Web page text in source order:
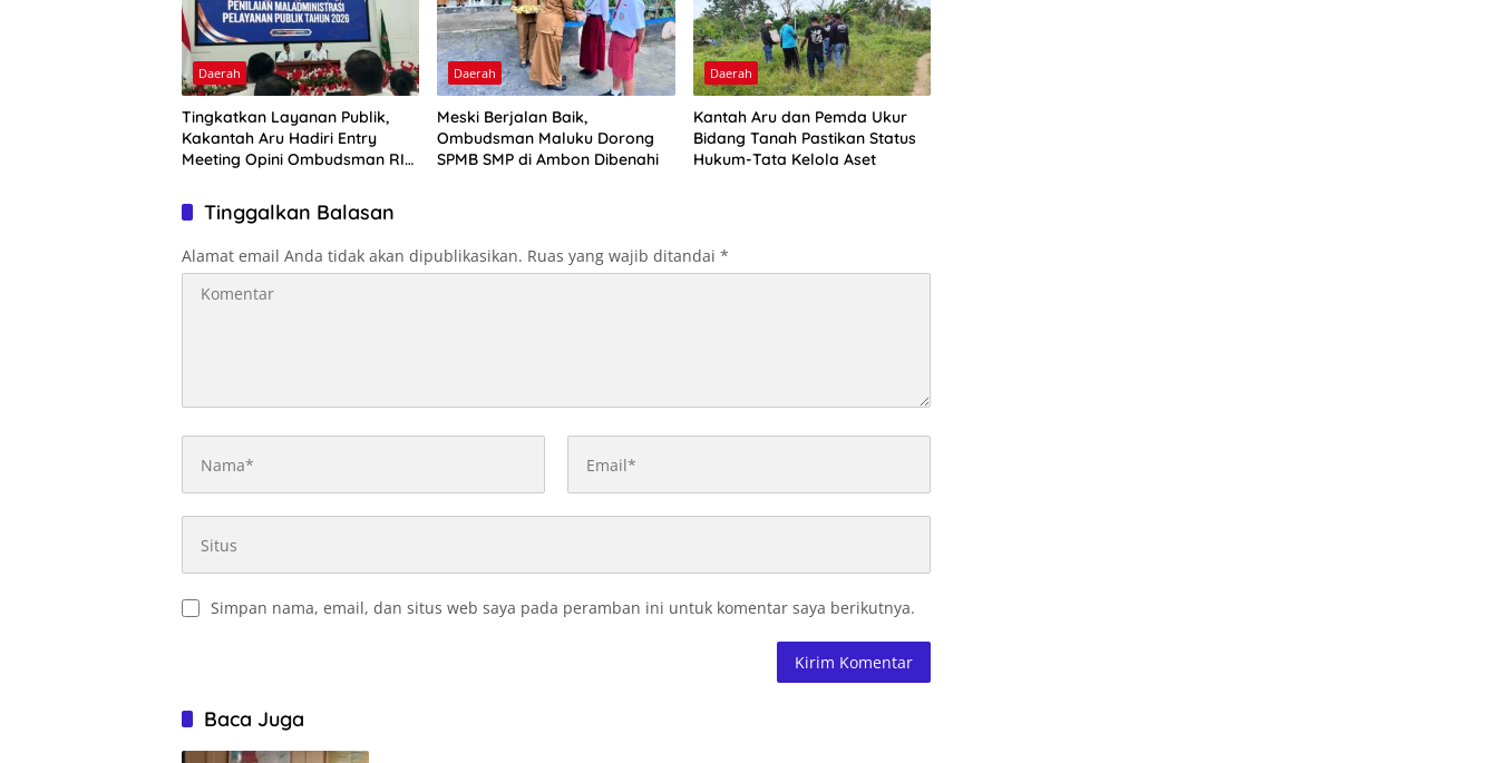
Daerah
Tingkatkan Layanan Publik,
Kakantah Aru Hadiri Entry
Meeting Opini Ombudsman RI
Daerah
Meski Berjalan Baik,
Ombudsman Maluku Dorong
SPMB SMP di Ambon Dibenahi
Daerah
Kantah Aru dan Pemda Ukur
Bidang Tanah Pastikan Status
Hukum-Tata Kelola Aset
Tinggalkan Balasan
Alamat email Anda tidak akan dipublikasikan. Ruas yang wajib ditandai *
Simpan nama, email, dan situs web saya pada peramban ini untuk komentar saya berikutnya.
Baca Juga